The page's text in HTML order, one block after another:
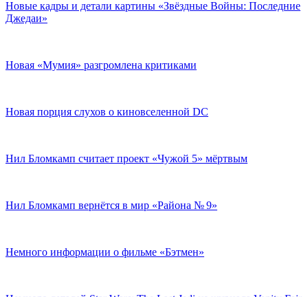
Новые кадры и детали картины «Звёздные Войны: Последние
Джедаи»
Новая «Мумия» разгромлена критиками
Новая порция слухов о киновселенной DC
Нил Бломкамп считает проект «Чужой 5» мёртвым
Нил Бломкамп вернётся в мир «Района № 9»
Немного информации о фильме «Бэтмен»